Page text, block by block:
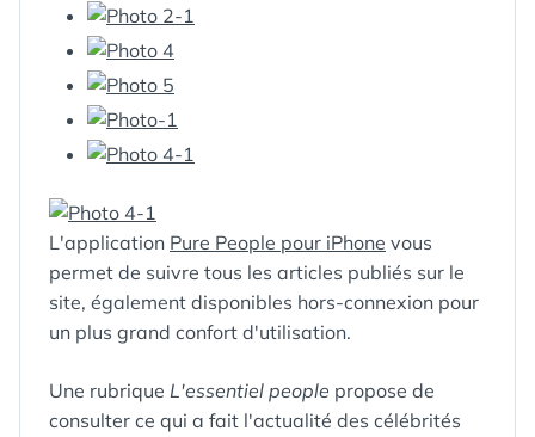
L'application Pure People pour iPhone vous
permet de suivre tous les articles publiés sur le
site, également disponibles hors-connexion pour
un plus grand confort d'utilisation.
Une rubrique L'essentiel people propose de
consulter ce qui a fait l'actualité des célébrités